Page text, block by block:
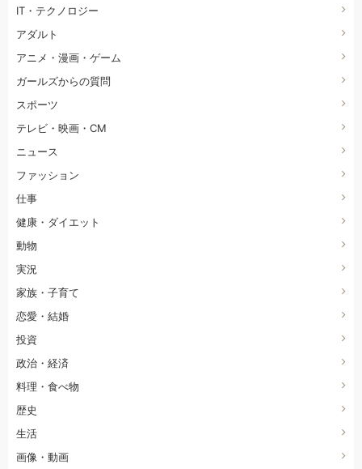
IT・テクノロジー
アダルト
アニメ・漫画・ゲーム
ガールズからの質問
スポーツ
テレビ・映画・CM
ニュース
ファッション
仕事
健康・ダイエット
動物
実況
家族・子育て
恋愛・結婚
投資
政治・経済
料理・食べ物
歴史
生活
画像・動画